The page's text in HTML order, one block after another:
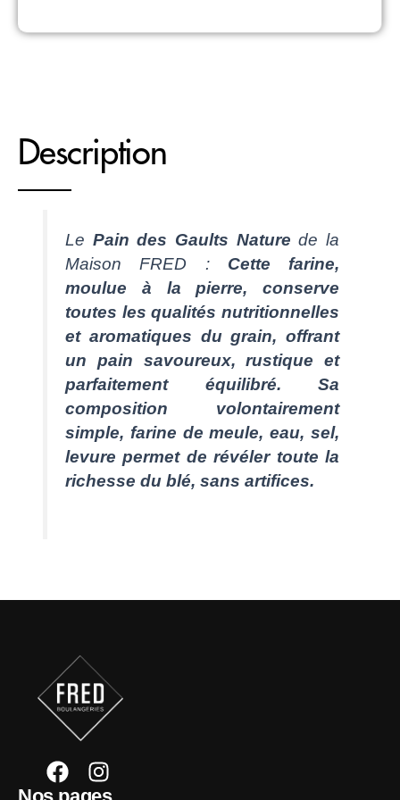
Description
Le Pain des Gaults Nature de la
Maison FRED : Cette farine,
moulue à la pierre, conserve
toutes les qualités nutritionnelles
et aromatiques du grain, offrant
un pain savoureux, rustique et
parfaitement équilibré. Sa
composition volontairement
simple, farine de meule, eau, sel,
levure permet de révéler toute la
richesse du blé, sans artifices.
F
a
I
n
Nos pages